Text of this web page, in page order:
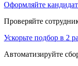
Оформляйте
Проверяйте
Ускорьте подбор в 2
Автоматизируйте